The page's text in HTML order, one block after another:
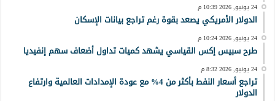
24 يونيو, 2026 10:39 م
الدولار الأمريكي يصعد بقوة رغم تراجع بيانات الإسكان
24 يونيو, 2026 10:24 م
طرح سبيس إكس القياسي يشهد كميات تداول أضعاف سهم إنفيديا
24 يونيو, 2026 8:32 م
تراجع أسعار النفط بأكثر من 4% مع عودة الإمدادات العالمية وارتفاع
الدولار